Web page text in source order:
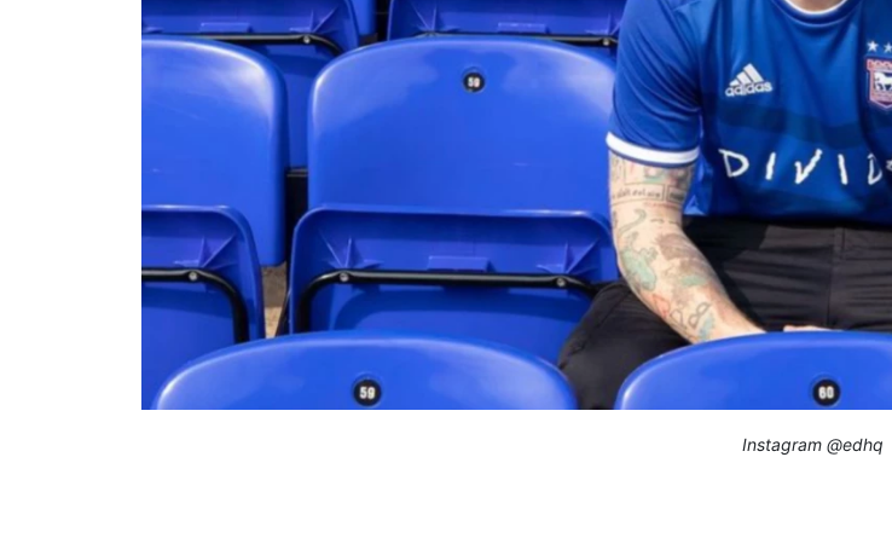
Instagram @edhq